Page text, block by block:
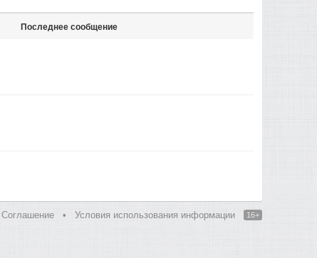
Последнее сообщение
Соглашение • Условия использования информации 16+